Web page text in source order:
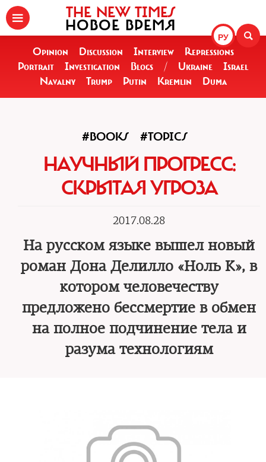
РУ
THE NEW TIMES
НОВОЕ ВРЕМЯ
Opinion Discussion Interview
Repressions
Portrait
Investigation Blogs / Ukraine
Israel
Navalny
Trump Putin Kremlin Duma
#BOOKS #TOPICS
НАУЧНЫЙ ПРОГРЕСС:
СКРЫТАЯ УГРОЗА
2017.08.28
На русском языке вышел новый
роман Дона Делилло «Ноль K», в
котором человечеству
предложено бессмертие в обмен
на полное подчинение тела и
разума технологиям